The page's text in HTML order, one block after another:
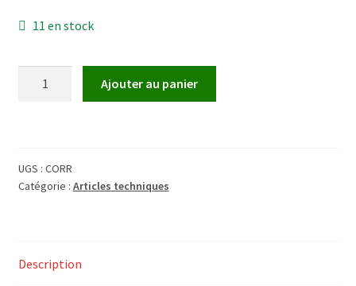
Validation de la commande
11 en stock
Ajouter au panier
UGS : CORR
Catégorie : Articles techniques
Description